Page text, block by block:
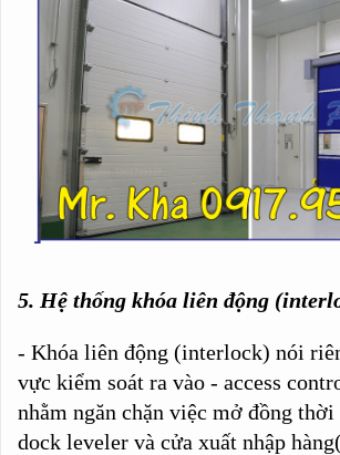
5. Hệ thống khóa liên động
- Khóa liên động (interlock) nói
vực kiểm soát ra vào - access
nhằm ngăn chặn việc mở đồng thời
dock leveler và cửa xuất nhập